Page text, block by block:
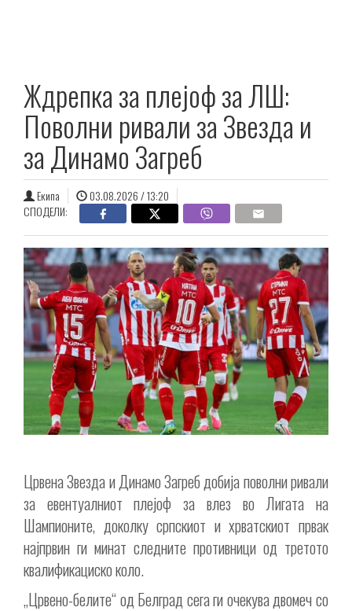
Ждрепка за плејоф за ЛШ:
Поволни ривали за Звезда и
за Динамо Загреб
Екипа
03.08.2026 / 13:20
СПОДЕЛИ:
Црвена Звезда и Динамо Загреб добија поволни ривали
за евентуалниот плејоф за влез во Лигата на
Шампионите, доколку српскиот и хрватскиот првак
најпрвин ги минат следните противници од третото
квалификациско коло.
„Црвено-белите“ од Белград сега ги очекува двомеч со